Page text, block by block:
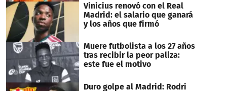
Vinicius renovó con el Real
Madrid: el salario que ganará
y los años que firmó
Muere futbolista a los 27 años
tras recibir la peor paliza:
este fue el motivo
Duro golpe al Madrid: Rodri